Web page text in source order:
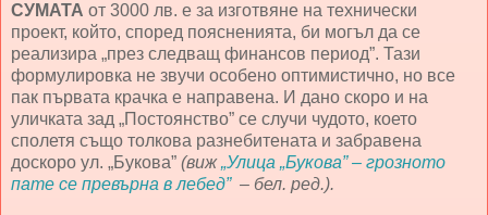
СУМАТА от 3000 лв. е за изготвяне на технически
проект, който, според поясненията, би могъл да се
реализира „през следващ финансов период”. Тази
формулировка не звучи особено оптимистично, но все
пак първата крачка е направена. И дано скоро и на
уличката зад „Постоянство” се случи чудото, което
сполетя също толкова разнебитената и забравена
доскоро ул. „Букова” (виж„Улица „Букова” – грозното
пате се превърна в лебед”– бел. ред.).